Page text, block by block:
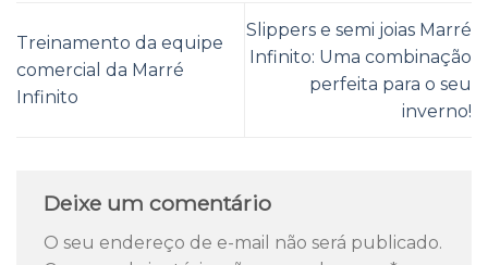
Treinamento da equipe
comercial da Marré
Infinito
Slippers e semi joias Marré
Infinito: Uma combinação
perfeita para o seu
inverno!
Deixe um comentário
O seu endereço de e-mail não será publicado.